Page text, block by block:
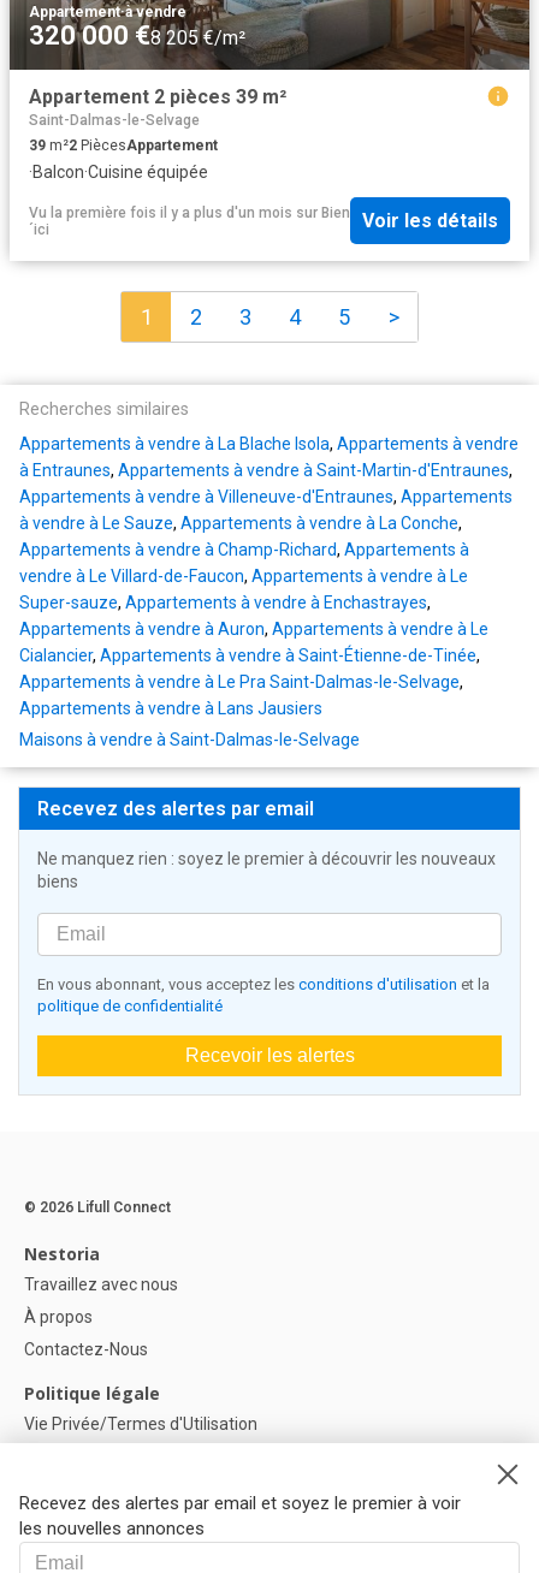
Appartement·à vendre
320 000 €8 205 €/m²
Appartement 2 pièces 39 m²
Saint-Dalmas-le-Selvage
39 m²2 PiècesAppartement
·Balcon·Cuisine équipée
Vu la première fois il y a plus d'un mois sur Bien
´ici
Voir les détails
1 2 3 4 5 >
Recherches similaires
Appartements à vendre à La Blache Isola, Appartements à vendre
à Entraunes, Appartements à vendre à Saint-Martin-d'Entraunes,
Appartements à vendre à Villeneuve-d'Entraunes, Appartements
à vendre à Le Sauze, Appartements à vendre à La Conche,
Appartements à vendre à Champ-Richard, Appartements à
vendre à Le Villard-de-Faucon, Appartements à vendre à Le
Super-sauze, Appartements à vendre à Enchastrayes,
Appartements à vendre à Auron, Appartements à vendre à Le
Cialancier, Appartements à vendre à Saint-Étienne-de-Tinée,
Appartements à vendre à Le Pra Saint-Dalmas-le-Selvage,
Appartements à vendre à Lans Jausiers
Maisons à vendre à Saint-Dalmas-le-Selvage
Recevez des alertes par email
Ne manquez rien : soyez le premier à découvrir les nouveaux
biens
En vous abonnant, vous acceptez les conditions d'utilisation et la
politique de confidentialité
Recevoir les alertes
Recevez des alertes par email et soyez le premier à voir
les nouvelles annonces
© 2026 Lifull Connect
Nestoria
Travaillez avec nous
À propos
Contactez-Nous
Politique légale
Vie Privée/Termes d'Utilisation
Paramètres des cookies
Aide